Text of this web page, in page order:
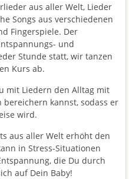
aus aller Welt, Lieder
Songs aus verschiedenen
Fingerspiele. Der
und
Stunde statt, wir tanzen
Kurs ab.
mit Liedern den Alltag mit
kannst, sodass er
wird.
aus aller Welt erhöht den
in Stress-Situationen
die Du durch
auf Dein Baby!